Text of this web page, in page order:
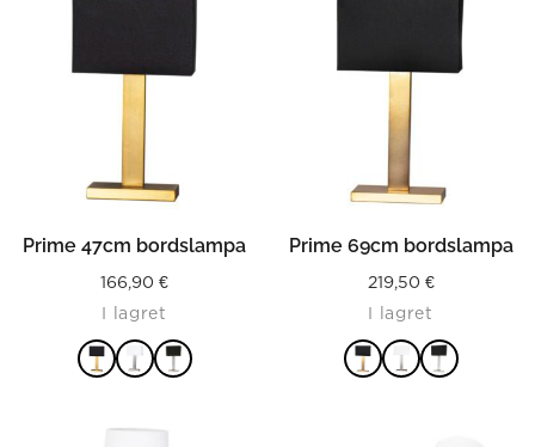
LÄS MER
Prime 47cm bordslampa
166,90 €
I lagret
Prime 69cm bordslampa
219,50 €
I lagret